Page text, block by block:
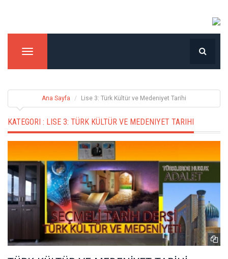
Menu
Ana Sayfa Lise 3: Türk Kültür ve Medeniyet Tarihi
KATEGORI : LISE 3: TÜRK KÜLTÜR VE MEDENIYET TARIHI